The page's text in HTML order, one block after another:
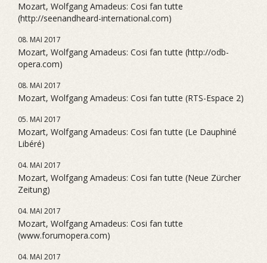
Mozart, Wolfgang Amadeus: Cosi fan tutte
(http://seenandheard-international.com)
08. MAI 2017
Mozart, Wolfgang Amadeus: Cosi fan tutte (http://odb-
opera.com)
08. MAI 2017
Mozart, Wolfgang Amadeus: Cosi fan tutte (RTS-Espace 2)
05. MAI 2017
Mozart, Wolfgang Amadeus: Cosi fan tutte (Le Dauphiné
Libéré)
04. MAI 2017
Mozart, Wolfgang Amadeus: Cosi fan tutte (Neue Zürcher
Zeitung)
04. MAI 2017
Mozart, Wolfgang Amadeus: Cosi fan tutte
(www.forumopera.com)
04. MAI 2017